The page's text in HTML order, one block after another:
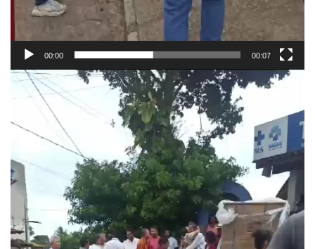
00:00 00:07
Reprodutor